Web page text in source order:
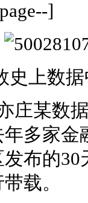
]
史上数
庄某数
多家
布的
载。